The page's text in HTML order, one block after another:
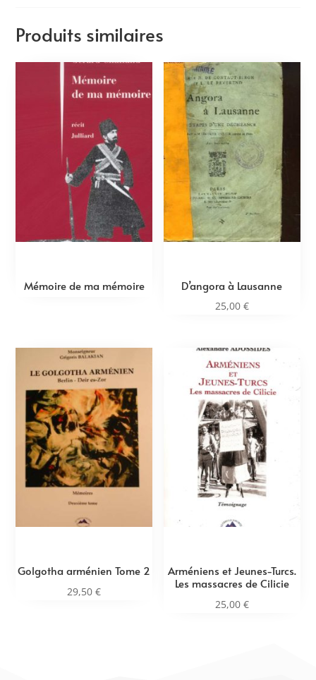
Produits similaires
Mémoire de ma mémoire D’angora à Lausanne
25,00 €
Golgotha arménien Tome 2
29,50€
Arméniens et Jeunes-Turcs.
Les massacres de Cilicie
25,00 €